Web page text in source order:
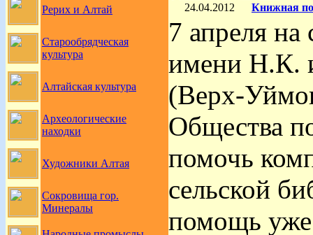
Рерих и Алтай
Старообрядческая
культура
Алтайская культура
Археологические
находки
Художники Алтая
Сокровища гор.
Минералы
24.04.2012 Книжная
7 апреля на
имени Н.К.
(Верх-
Общества
помочь
сельской
помощь уже